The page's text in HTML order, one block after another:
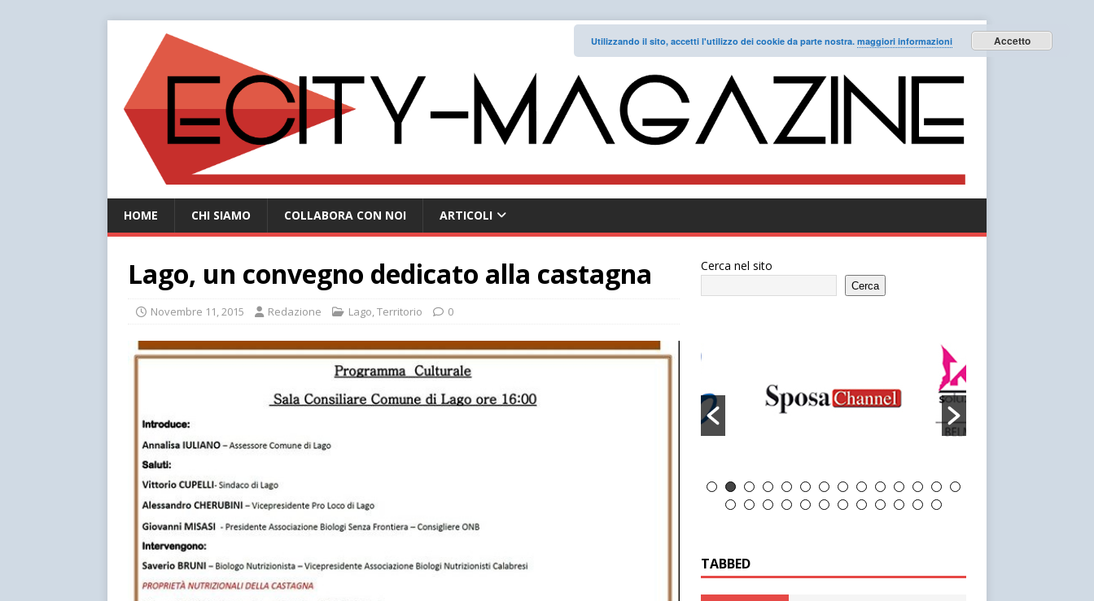
HOME CHI SIAMO COLLABORA CON NOI ARTICOLI
Lago, un convegno dedicato alla castagna
Novembre 11, 2015 Redazione Lago,Territorio 0
Cerca nel sito
Cerca
TABBED
Utilizzando il sito, accetti l'utilizzo dei cookie da parte nostra. maggiori informazioni Accetto